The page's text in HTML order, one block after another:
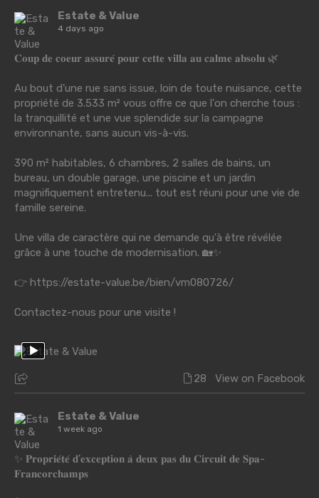
Estate & Value
4 days ago
𝐂𝐨𝐮𝐩 𝐝𝐞 𝐜𝐨𝐞𝐮𝐫 𝐚𝐬𝐬𝐮𝐫𝐞́ 𝐩𝐨𝐮𝐫 𝐜𝐞𝐭𝐭𝐞 𝐯𝐢𝐥𝐥𝐚 𝐚𝐮 𝐜𝐚𝐥𝐦𝐞 𝐚𝐛𝐬𝐨𝐥𝐮 🌿
Au bout d'une rue sans issue, loin de toute nuisance, cette
propriété de 3.533 m² vous offre ce que l'on cherche tous :
la tranquillité et une vue splendide sur la campagne
environnante, sans aucun vis-à-vis.
390 m² habitables, 6 chambres, 2 salles de bains, un
bureau, un double garage, une piscine et un jardin
magnifiquement entretenu... tout est réuni pour une vie de
famille sereine.
Une villa de caractère qui ne demande qu'à être révélée
grâce à une touche de modernisation. 🏡✨
👉 https://estate-value.be/bien/vm080726/
Contactez-nous pour une visite !
28 View on Facebook
Estate & Value
1 week ago
✨ 𝐏𝐫𝐨𝐩𝐫𝐢𝐞́𝐭𝐞́ 𝐝'𝐞𝐱𝐜𝐞𝐩𝐭𝐢𝐨𝐧 𝐚̀ 𝐝𝐞𝐮𝐱 𝐩𝐚𝐬 𝐝𝐮 𝐂𝐢𝐫𝐜𝐮𝐢𝐭 𝐝𝐞 𝐒𝐩𝐚-
𝐅𝐫𝐚𝐧𝐜𝐨𝐫𝐜𝐡𝐚𝐦𝐩𝐬